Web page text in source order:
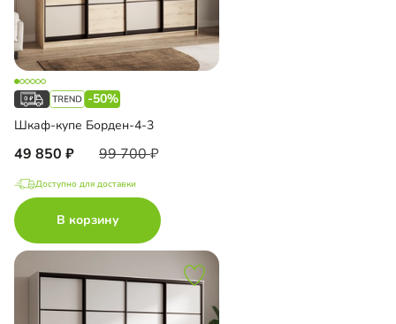
-50%
Шкаф-купе Борден-4-3
49 850 99 700
Доступно для доставки
В корзину